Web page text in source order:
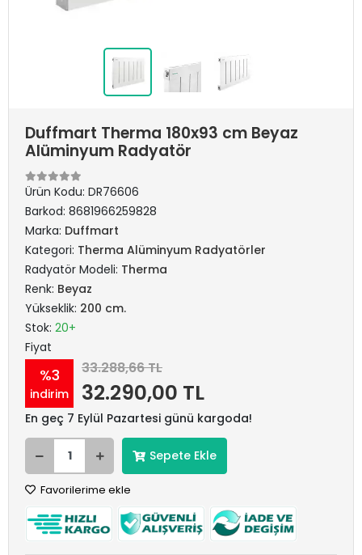
Duffmart Therma 180x93 cm Beyaz
Alüminyum Radyatör
Ürün Kodu: DR76606
Barkod: 8681966259828
Marka: Duffmart
Kategori: Therma Alüminyum Radyatörler
Radyatör Modeli: Therma
Renk: Beyaz
Yükseklik: 200 cm.
Stok: 20+
Fiyat
%3
indirim
33.288,66 TL
32.290,00 TL
En geç 7 Eylül Pazartesi günü kargoda!
Sepete Ekle
Favorilerime ekle